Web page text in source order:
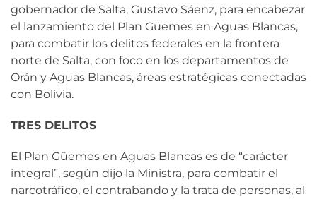
gobernador de Salta, Gustavo Sáenz, para encabezar
el lanzamiento del Plan Güemes en Aguas Blancas,
para combatir los delitos federales en la frontera
norte de Salta, con foco en los departamentos de
Orán y Aguas Blancas, áreas estratégicas conectadas
con Bolivia.
TRES DELITOS
El Plan Güemes en Aguas Blancas es de “carácter
integral”, según dijo la Ministra, para combatir el
narcotráfico, el contrabando y la trata de personas, al